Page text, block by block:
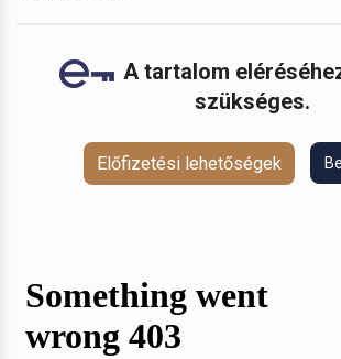
A tartalom
szükséges.
Előfizetési lehetőségek